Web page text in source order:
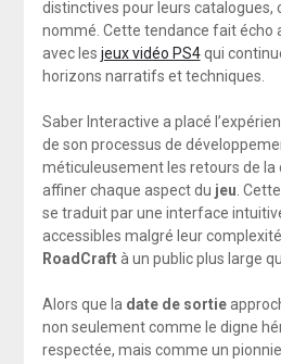
distinctives pour leurs catalogues,
nommé. Cette tendance fait écho
avec les jeux vidéo PS4qui
horizons narratifs et techniques.
Saber Interactive a placé
de son processus de
méticuleusement les retours de
affiner chaque aspect du jeu.
se traduit par une interface
accessibles malgré leur
RoadCraftà un public plus large
Alors que la date de sortie
non seulement comme le digne
respectée, mais comme un